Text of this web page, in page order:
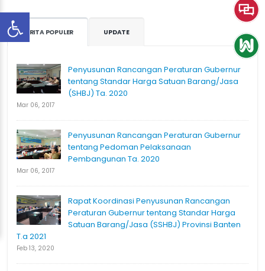
BERITA POPULER UPDATE
Penyusunan Rancangan Peraturan Gubernur
tentang Standar Harga Satuan Barang/Jasa
(SHBJ) Ta. 2020
Mar 06, 2017
Penyusunan Rancangan Peraturan Gubernur
tentang Pedoman Pelaksanaan
Pembangunan Ta. 2020
Mar 06, 2017
Rapat Koordinasi Penyusunan Rancangan
Peraturan Gubernur tentang Standar Harga
Satuan Barang/Jasa (SSHBJ) Provinsi Banten
T.a 2021
Feb 13, 2020